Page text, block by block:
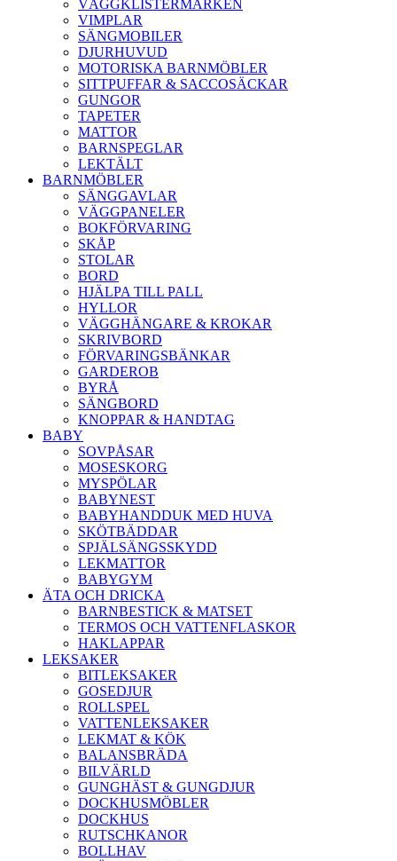
VÄGGKLISTERMÄRKEN
VIMPLAR
SÄNGMOBILER
DJURHUVUD
MOTORISKA BARNMÖBLER
SITTPUFFAR & SACCOSÄCKAR
GUNGOR
TAPETER
MATTOR
BARNSPEGLAR
LEKTÄLT
BARNMÖBLER
SÄNGGAVLAR
VÄGGPANELER
BOKFÖRVARING
SKÅP
STOLAR
BORD
HJÄLPA TILL PALL
HYLLOR
VÄGGHÄNGARE & KROKAR
SKRIVBORD
FÖRVARINGSBÄNKAR
GARDEROB
BYRÅ
SÄNGBORD
KNOPPAR & HANDTAG
BABY
SOVPÅSAR
MOSESKORG
MYSPÖLAR
BABYNEST
BABYHANDDUK MED HUVA
SKÖTBÄDDAR
SPJÄLSÄNGSSKYDD
LEKMATTOR
BABYGYM
ÄTA OCH DRICKA
BARNBESTICK & MATSET
TERMOS OCH VATTENFLASKOR
HAKLAPPAR
LEKSAKER
BITLEKSAKER
GOSEDJUR
ROLLSPEL
VATTENLEKSAKER
LEKMAT & KÖK
BALANSBRÄDA
BILVÄRLD
GUNGHÄST & GUNGDJUR
DOCKHUSMÖBLER
DOCKHUS
RUTSCHKANOR
BOLLHAV